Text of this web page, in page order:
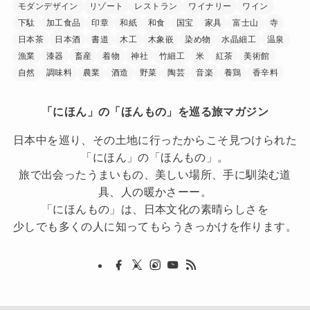
モダンデザイン リゾート レストラン ワイナリー
ワイン
下駄
加工食品 印章 和紙 和食 国宝 家具 富士山
寺
日本茶
日本酒 書道 木工 木象嵌 染め物 水晶細工
温泉
漁業
漆器 畜産 着物 神社 竹細工 米 紅茶
美術館
自然
調味料 農業 酒造 野菜 陶芸 音楽 養鶏 香辛料
「にほん」の「ほんもの」を巡る旅マガジン
日本中を巡り、その土地に行ったからこそ見つけられた
「にほん」の「ほんもの」。
旅で出会ったうまいもの、美しい場所、手に馴染む道
具、人の暖かさーー。
「にほんもの」は、日本文化の素晴らしさを
少しでも多くの人に知ってもらうきっかけを作ります。